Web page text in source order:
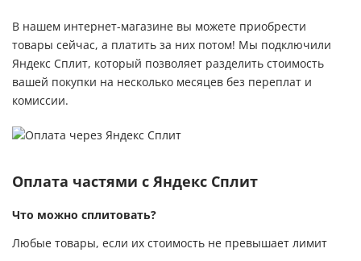
В нашем интернет-магазине вы можете приобрести
товары сейчас, а платить за них потом! Мы подключили
Яндекс Сплит, который позволяет разделить стоимость
вашей покупки на несколько месяцев без переплат и
комиссии.
Оплата частями с Яндекс Сплит
Что можно сплитовать?
Любые товары, если их стоимость не превышает лимит